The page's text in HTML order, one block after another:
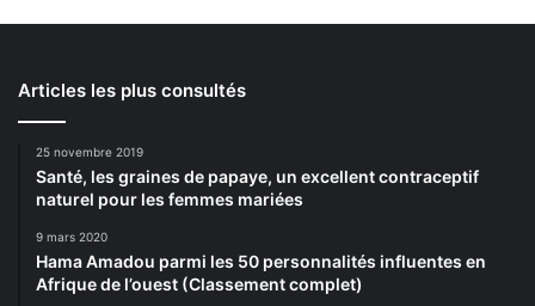
Articles les plus consultés
25 novembre 2019
Santé, les graines de papaye, un excellent contraceptif
naturel pour les femmes mariées
9 mars 2020
Hama Amadou parmi les 50 personnalités influentes en
Afrique de l’ouest (Classement complet)